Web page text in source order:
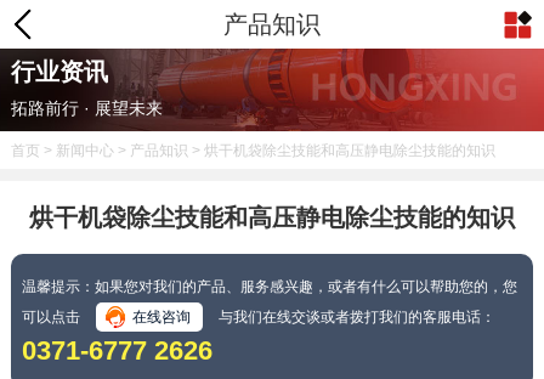
产品知识
行业资讯
拓路前行 · 展望未来
首页 > 新闻中心> 产品知识 > 烘干机袋除尘技能和高压静电除尘技能的知识
烘干机袋除尘技能和高压静电除尘技能的知识
温馨提示：如果您对我们的产品、服务感兴趣，或者有什么可以帮助您的，您
可以点击
在线咨询 与我们在线交谈或者拨打我们的客服电话：
0371-6777 2626